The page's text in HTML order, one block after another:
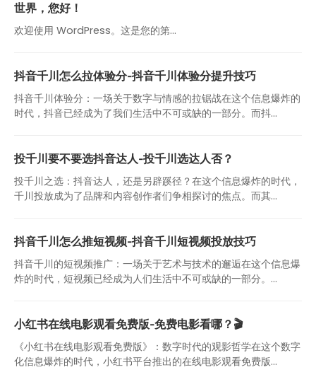
世界，您好！
欢迎使用 WordPress。这是您的第…
抖音千川怎么拉体验分-抖音千川体验分提升技巧
抖音千川体验分：一场关于数字与情感的拉锯战在这个信息爆炸的
时代，抖音已经成为了我们生活中不可或缺的一部分。而抖...
投千川要不要选抖音达人-投千川选达人否？
投千川之选：抖音达人，还是另辟蹊径？在这个信息爆炸的时代，
千川投放成为了品牌和内容创作者们争相探讨的焦点。而其...
抖音千川怎么推短视频-抖音千川短视频投放技巧
抖音千川的短视频推广：一场关于艺术与技术的邂逅在这个信息爆
炸的时代，短视频已经成为人们生活中不可或缺的一部分。...
小红书在线电影观看免费版-免费电影看哪？🎬
《小红书在线电影观看免费版》：数字时代的观影哲学在这个数字
化信息爆炸的时代，小红书平台推出的在线电影观看免费版...